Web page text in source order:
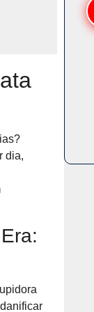
dia,